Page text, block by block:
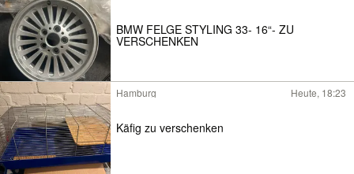
BMW FELGE STYLING 33- 16“- ZU
VERSCHENKEN
Hamburg Heute, 18:23
Käfig zu verschenken